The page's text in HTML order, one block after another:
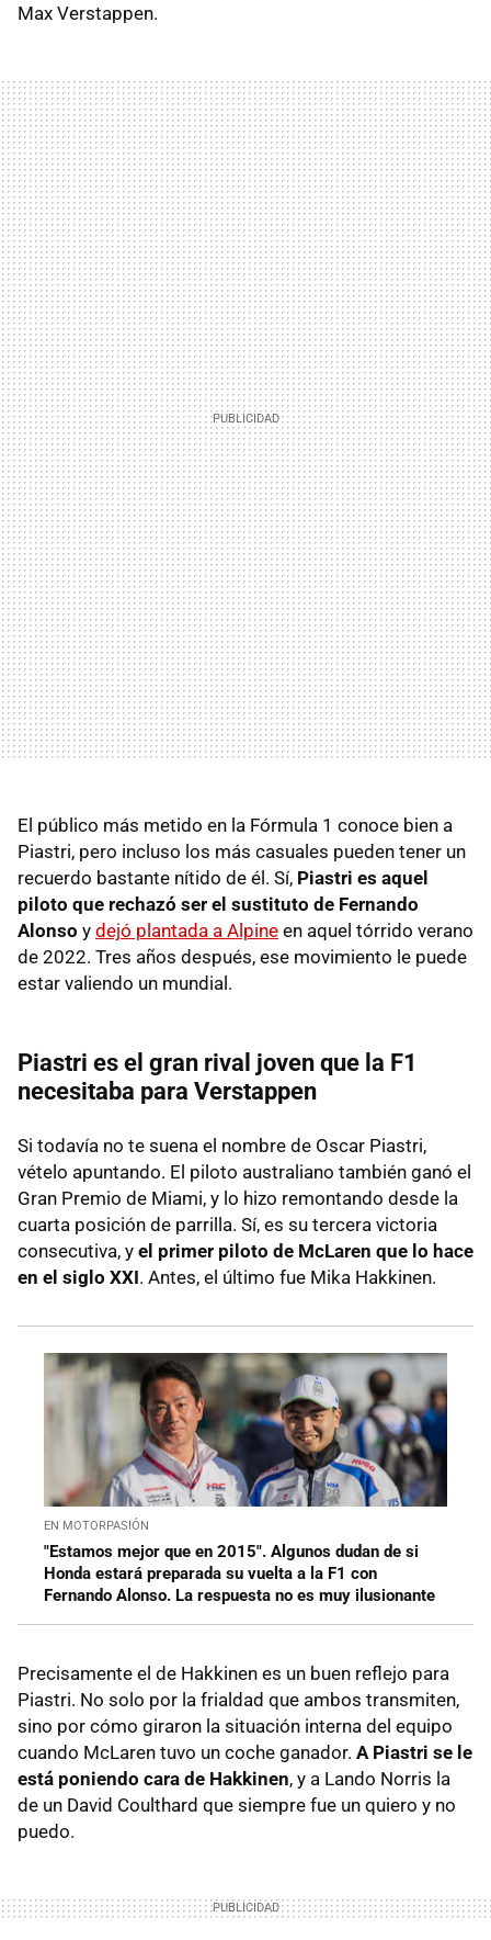
Max Verstappen.
El público más metido en la Fórmula 1 conoce bien a
Piastri, pero incluso los más casuales pueden tener un
recuerdo bastante nítido de él. Sí, Piastri es aquel
piloto que rechazó ser el sustituto de Fernando
Alonso y dejó plantada a Alpine en aquel tórrido verano
de 2022. Tres años después, ese movimiento le puede
estar valiendo un mundial.
Piastri es el gran rival joven que la F1
necesitaba para Verstappen
Si todavía no te suena el nombre de Oscar Piastri,
vételo apuntando. El piloto australiano también ganó el
Gran Premio de Miami, y lo hizo remontando desde la
cuarta posición de parrilla. Sí, es su tercera victoria
consecutiva, y el primer piloto de McLaren que lo hace
en el siglo XXI. Antes, el último fue Mika Hakkinen.
EN MOTORPASIÓN
"Estamos mejor que en 2015". Algunos dudan de si
Honda estará preparada su vuelta a la F1 con
Fernando Alonso. La respuesta no es muy ilusionante
Precisamente el de Hakkinen es un buen reflejo para
Piastri. No solo por la frialdad que ambos transmiten,
sino por cómo giraron la situación interna del equipo
cuando McLaren tuvo un coche ganador. A Piastri se le
está poniendo cara de Hakkinen, y a Lando Norris la
de un David Coulthard que siempre fue un quiero y no
puedo.